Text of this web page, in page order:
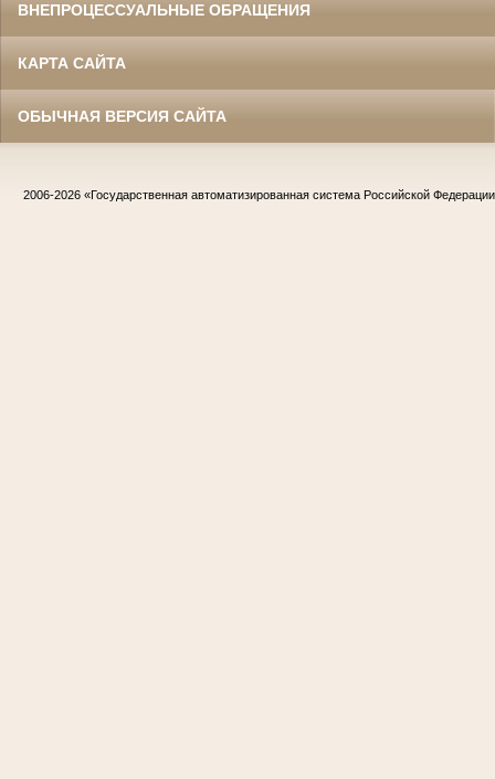
ВНЕПРОЦЕССУАЛЬНЫЕ ОБРАЩЕНИЯ
КАРТА САЙТА
ОБЫЧНАЯ ВЕРСИЯ САЙТА
2006-2026 «Государственная автоматизированная система Российской